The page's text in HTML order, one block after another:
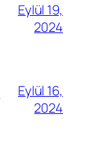
Eylül 19,
2024
Eylül 16,
2024